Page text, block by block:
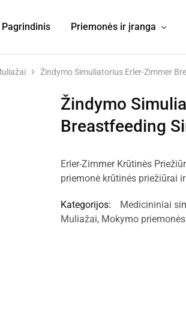
Pagrindinis Priemonės ir įranga
Žindymo Simuliatorius Erler-Zimmer
Žindymo
Breastfeeding
Erler-Zimmer Krūtinės
priemonė krūtinės priežiūrai
Kategorijos: Medicininiai
Muliažai, Mokymo